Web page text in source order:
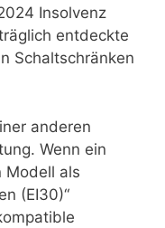
Insolvenz
entdeckte
Schaltschränken
anderen
Wenn ein
Modell als
(EI30)“